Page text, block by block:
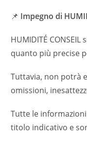
📌 Impegno di
HUMIDITÉ
quanto più precise
Tuttavia, non potrà
omissioni,
Tutte le
titolo indicativo e